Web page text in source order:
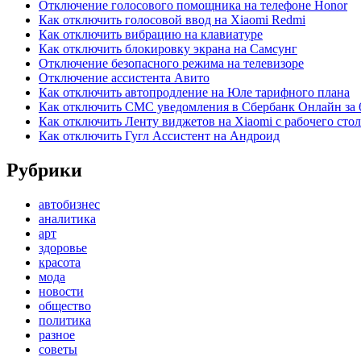
Отключение голосового помощника на телефоне Honor
Как отключить голосовой ввод на Xiaomi Redmi
Как отключить вибрацию на клавиатуре
Как отключить блокировку экрана на Самсунг
Отключение безопасного режима на телевизоре
Отключение ассистента Авито
Как отключить автопродление на Юле тарифного плана
Как отключить СМС уведомления в Сбербанк Онлайн за
Как отключить Ленту виджетов на Xiaomi с рабочего
Как отключить Гугл Ассистент на Андроид
Рубрики
автобизнес
аналитика
арт
здоровье
красота
мода
новости
общество
политика
разное
советы